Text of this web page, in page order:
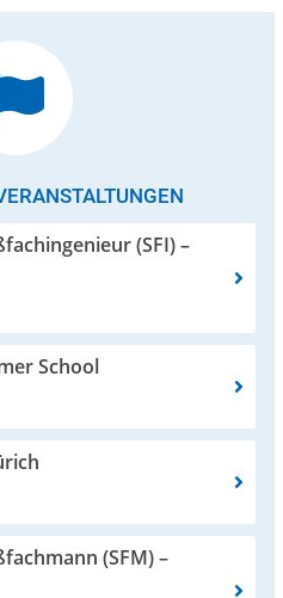
(SFI) –
School
(SFM) –